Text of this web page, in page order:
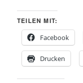
TEILEN MIT:
Facebook
Drucken